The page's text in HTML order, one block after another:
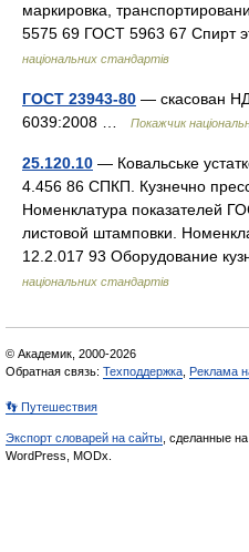
маркировка,
5575 69 ГОСТ 5963 67
національних стандартів
ГОСТ 23943-80 — скасован
6039:2008 …
Покажчик
25.120.10 — Ковальське
4.456 86 СПКП. Кузнечно
Номенклатура показателей
листовой штамповки.
12.2.017 93 Оборудование
національних стандартів
© Академик, 2000-2026
Обратная связь: Техподдержка Реклама
👣 Путешествия
Экспорт словарей на сайты , сделанные на
WordPress, MODx.